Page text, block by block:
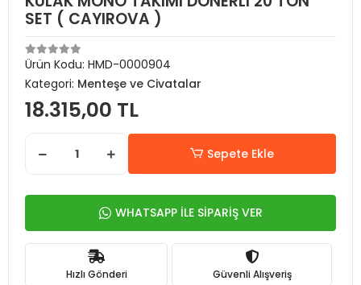
SET ( CAYIROVA )
Ürün Kodu: HMD-0000904
Kategori: Menteşe ve Civatalar
18.315,00 TL
Sepete Ekle
WHATSAPP İLE SİPARİŞ VER
Hızlı Gönderi Güvenli Alışveriş